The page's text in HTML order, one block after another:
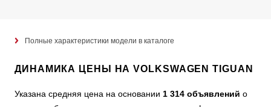
Полные характеристики модели в каталоге
ДИНАМИКА ЦЕНЫ НА VOLKSWAGEN TIGUAN
Указана средняя цена на основании 1 314 объявлений о